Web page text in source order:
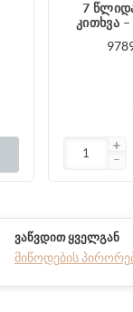
7
კითხვა
ᲕᲐᲬᲕᲓᲘᲗ ᲧᲕᲔᲚᲒᲐᲜ
მიწოდების